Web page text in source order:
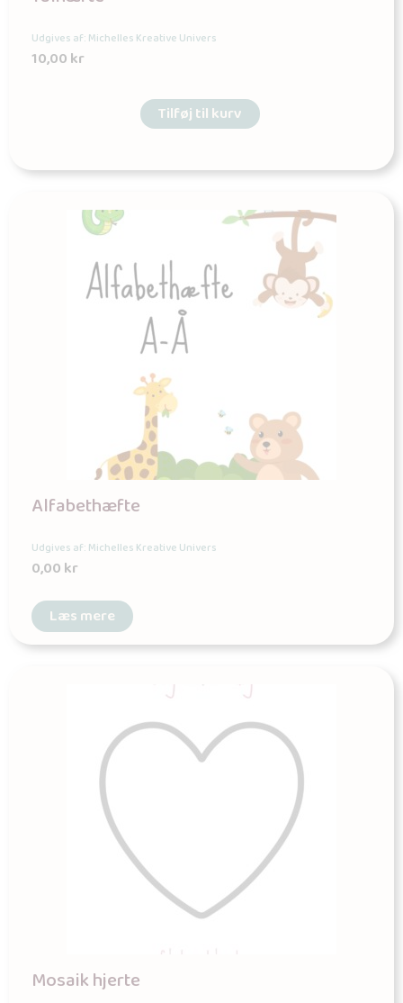
Udgives af: Michelles Kreative Univers
10,00kr
Tilføj til kurv
Alfabethæfte
Udgives af: Michelles Kreative Univers
0,00kr
Læs mere
Mosaik hjerte